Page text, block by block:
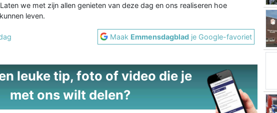
we met zijn allen genieten van deze dag en ons realiseren hoe
leven.
Maak Emmensdagblad je Google-favoriet
leuke tip, foto of video die je
met ons wilt delen?